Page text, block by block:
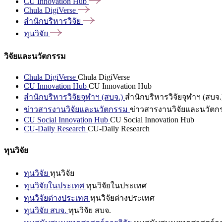
Chula DigiVerse
สำนักบริหารวิจัย
ทุนวิจัย
วิจัยและนวัตกรรม
Chula DigiVerse Chula DigiVerse
CU Innovation Hub CU Innovation Hub
สำนักบริหารวิจัยจุฬาฯ (สบจ.) สำนักบริหารวิจัยจุฬาฯ (สบจ
ข่าวสารงานวิจัยและนวัตกรรม ข่าวสารงานวิจัยและนวัตก
CU Social Innovation Hub CU Social Innovation Hub
CU-Daily Research CU-Daily Research
ทุนวิจัย
ทุนวิจัย ทุนวิจัย
ทุนวิจัยในประเทศ ทุนวิจัยในประเทศ
ทุนวิจัยต่างประเทศ ทุนวิจัยต่างประเทศ
ทุนวิจัย สบจ. ทุนวิจัย สบจ.